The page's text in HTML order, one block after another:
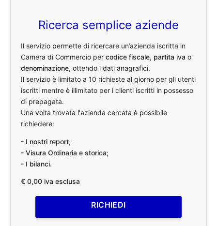
Ricerca semplice aziende
Il servizio permette di ricercare un’azienda iscritta in
Camera di Commercio percodice fiscale, partita iva o
denominazione, ottendo i dati anagrafici.
Il servizio è limitato a 10 richieste al giorno per gli utenti
iscritti mentre è illimitato per i clienti iscritti in possesso
di prepagata.
Una volta trovata l'azienda cercata è possibile
richiedere:
- I nostri report;
- Visura Ordinaria e storica;
- I bilanci.
€ 0,00 iva esclusa
RICHIEDI